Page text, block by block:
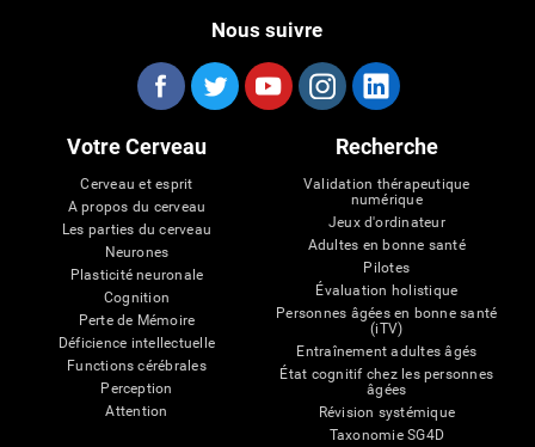
Nous suivre
Votre Cerveau
Cerveau et esprit
A propos du cerveau
Les parties du cerveau
Neurones
Plasticité neuronale
Cognition
Perte de Mémoire
Déficience intellectuelle
Functions cérébrales
Perception
Attention
Recherche
Validation thérapeutique
numérique
Jeux d'ordinateur
Adultes en bonne santé
Pilotes
Évaluation holistique
Personnes âgées en bonne santé
(iTV)
Entraînement adultes âgés
État cognitif chez les personnes
âgées
Révision systémique
Taxonomie SG4D